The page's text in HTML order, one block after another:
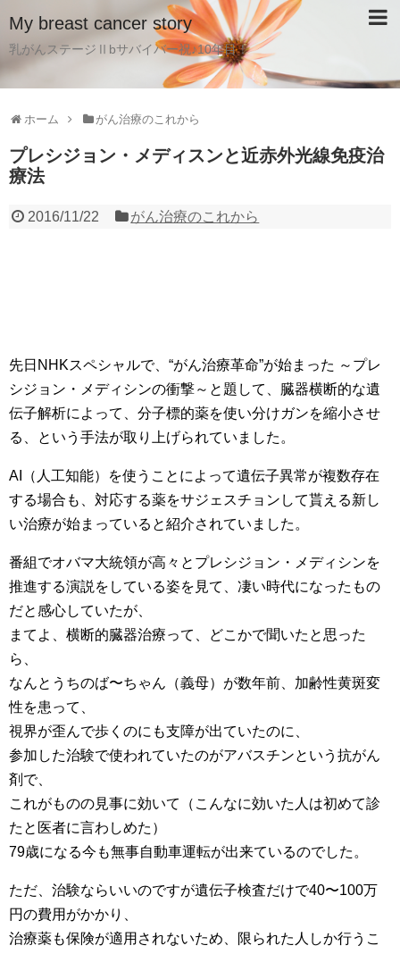
My breast cancer story
乳がんステージⅡbサバイバー祝♪10年目！
ホーム がん治療のこれから
プレシジョン・メディスンと近赤外光線免疫治
療法
2016/11/22 がん治療のこれから
先日NHKスペシャルで、“がん治療革命”が始まった ～プレ
シジョン・メディシンの衝撃～と題して、臓器横断的な遺
伝子解析によって、分子標的薬を使い分けガンを縮小させ
る、という手法が取り上げられていました。
AI（人工知能）を使うことによって遺伝子異常が複数存在
する場合も、対応する薬をサジェスチョンして貰える新し
い治療が始まっていると紹介されていました。
番組でオバマ大統領が高々とプレシジョン・メディシンを
推進する演説をしている姿を見て、凄い時代になったもの
だと感心していたが、
まてよ、横断的臓器治療って、どこかで聞いたと思った
ら、
なんとうちのば〜ちゃん（義母）が数年前、加齢性黄斑変
性を患って、
視界が歪んで歩くのにも支障が出ていたのに、
参加した治験で使われていたのがアバスチンという抗がん
剤で、
これがものの見事に効いて（こんなに効いた人は初めて診
たと医者に言わしめた）
79歳になる今も無事自動車運転が出来ているのでした。
ただ、治験ならいいのですが遺伝子検査だけで40〜100万
円の費用がかかり、
治療薬も保険が適用されないため、限られた人しか行うこ